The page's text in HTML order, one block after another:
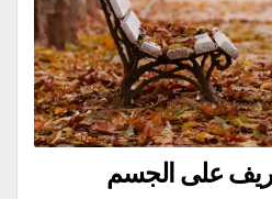
على الجسم